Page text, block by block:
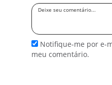
Deixe
Notifique-me por e-
meu comentário.